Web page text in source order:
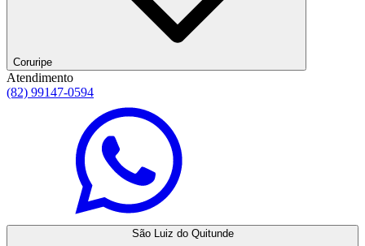
Coruripe
Atendimento
(82) 99147-0594
São Luiz do Quitunde